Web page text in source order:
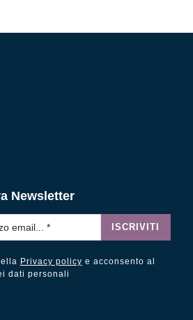
Newsletter
ISCRIVITI
Privacy policy e acconsento al
dati personali